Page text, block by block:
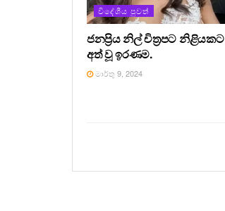
විදේශීය පුවත්
ජනප්‍රිය නිල් චිත්‍රපට නිළියකට
අත් වූ ඉරණම.
මාර්තු 9, 2024